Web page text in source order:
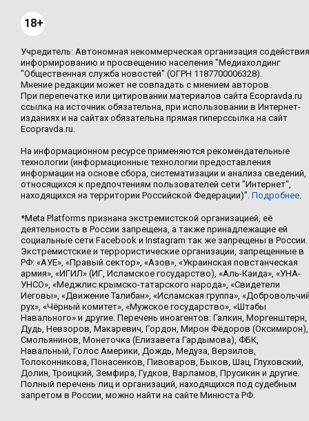
18+
Учредитель: Автономная некоммерческая организация содействия
информированию и просвещению населения "Медиахолдинг
"Общественная служба новостей" (ОГРН 1187700006328).
Мнение редакции может не совпадать с мнением авторов.
При перепечатке или цитировании материалов сайта Ecopravda.ru
ссылка на источник обязательна, при использовании в Интернет-
изданиях и на сайтах обязательна прямая гиперссылка на сайт
Ecopravda.ru.
На информационном ресурсе применяются рекомендательные
технологии (информационные технологии предоставления
информации на основе сбора, систематизации и анализа сведений,
относящихся к предпочтениям пользователей сети "Интернет",
находящихся на территории Российской Федерации)". Подробнее.
*Meta Platforms признана экстремистской организацией, её
деятельность в России запрещена, а также принадлежащие ей
социальные сети Facebook и Instagram так же запрещены в России.
Экстремистские и террористические организации, запрещенные в
РФ: «АУЕ», «Правый сектор», «Азов», «Украинская повстанческая
армия», «ИГИЛ» (ИГ, Исламское государство), «Аль-Каида», «УНА-
УНСО», «Меджлис крымско-татарского народа», «Свидетели
Иеговы», «Движение Талибан», «Исламская группа»,
рух», «Чёрный комитет», «Мужское государство», «Штабы
Навального» и другие. Перечень иноагентов: Галкин, Моргенштерн,
Дудь, Невзоров, Макаревич, Гордон, Мирон Фёдоров (Оксимирон),
Смольянинов, Монеточка (Елизавета Гардымова), ФБК,
Навальный, Голос Америки, Дождь, Медуза, Верзилов,
Толоконникова, Понасенков, Пивоваров, Быков, Шац, Глуховский,
Долин, Троицкий, Земфира, Гудков, Варламов, Прусикин и другие.
Полный перечень лиц и организаций, находящихся под судебным
запретом в России, можно найти на сайте Минюста РФ.